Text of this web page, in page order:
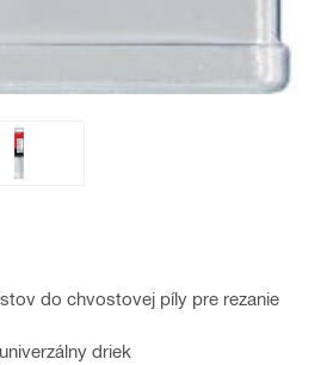
do chvostovej píly pre rezanie
driek